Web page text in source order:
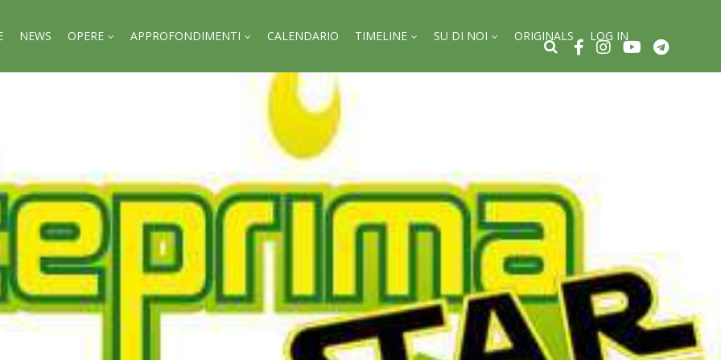
NEWS OPERE APPROFONDIMENTI CALENDARIO TIMELINE SU DI NOI ORIGINALS LOG IN